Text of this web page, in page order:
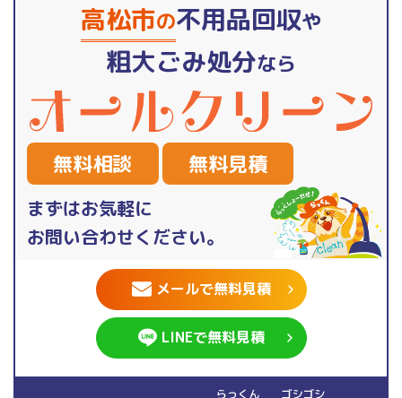
高松市の不用品回収や
粗大ごみ処分なら
無料相談 無料見積
まずはお気軽に
お問い合わせください。
メールで無料見積
LINEで無料見積